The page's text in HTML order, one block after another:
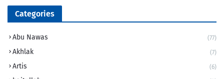
Categories
Abu Nawas (77)
Akhlak (7)
Artis (6)